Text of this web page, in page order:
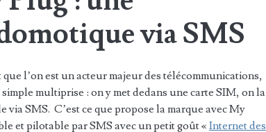
via SMS
l’on est un acteur majeur des télécommunications,
multiprise : on y met dedans une carte SIM, on la
via SMS. C’est ce que propose la marque avec My
et pilotable par SMS avec un petit goût «Internet des